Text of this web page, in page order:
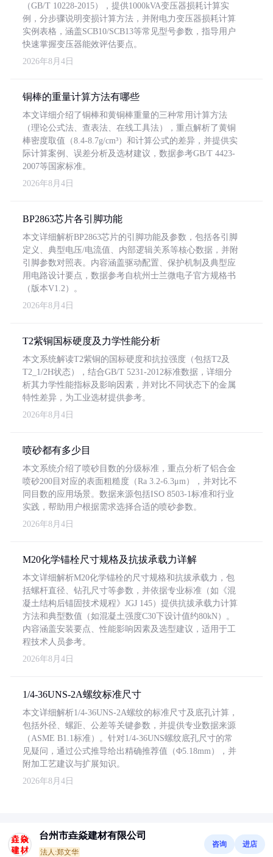
（GB/T 10228-2015），提供1000kVA变压器损耗计算实
例，分步骤说明变损计算方法，并附电力变压器损耗计算
实例表格，涵盖SCB10/SCB13等常见型号参数，指导用户
快速掌握变压器能效评估要点。
2026年8月4日
铜棒的重量计算方法有哪些
本文详细介绍了铜棒和黄铜棒重量的三种常用计算方法
（理论公式法、查表法、在线工具法），重点解析了黄铜
棒密度取值（8.4-8.7g/cm³）和计算公式的差异，并提供实
际计算案例、误差分析及选材建议，数据参考GB/T 4423-
2007等国家标准。
2026年8月4日
BP2863芯片各引脚功能
本文详细解析BP2863芯片的引脚功能及参数，包括各引脚
定义、典型电压/电流值、内部逻辑关系等核心数据，并附
引脚参数对照表。内容涵盖驱动配置、保护机制及典型应
用电路设计要点，数据参考自杭州士兰微电子官方规格书
（版本V1.2）。
2026年8月4日
T2紫铜国标硬度及力学性能分析
本文系统解读T2紫铜的国标硬度和抗拉强度（包括T2及
T2_1/2H状态），结合GB/T 5231-2012标准数据，详细分
析其力学性能指标及影响因素，并对比不同状态下的金属
特性差异，为工业选材提供参考。
2026年8月4日
喷砂都有多少目
本文系统介绍了喷砂目数的分级标准，重点分析了铝合金
喷砂200目对应的表面粗糙度（Ra 3.2-6.3μm），并对比不
同目数的应用场景。数据来源包括ISO 8503-1标准和行业
实践，帮助用户根据需求选择合适的喷砂参数。
2026年8月4日
M20化学锚栓尺寸规格及抗拔承载力详解
本文详细解析M20化学锚栓的尺寸规格和抗拔承载力，包
括螺杆直径、钻孔尺寸等参数，并依据专业标准（如《混
凝土结构后锚固技术规程》JGJ 145）提供抗拔承载力计算
方法和典型数值（如混凝土强度C30下设计值约80kN）。
内容涵盖安装要点、性能影响因素及选型建议，适用于工
程技术人员参考。
2026年8月4日
1/4-36UNS-2A螺纹标准尺寸
本文详细解析1/4-36UNS-2A螺纹的标准尺寸及底孔计算，
包括外径、螺距、公差等关键参数，并提供专业数据来源
（ASME B1.1标准）。针对1/4-36UNS螺纹底孔尺寸的常
见疑问，通过公式推导给出精确推荐值（Φ5.18mm），并
附加工艺建议与扩展知识。
2026年8月4日
台州市垚焱建材有限公司
法人:郑文华
咨询 进店